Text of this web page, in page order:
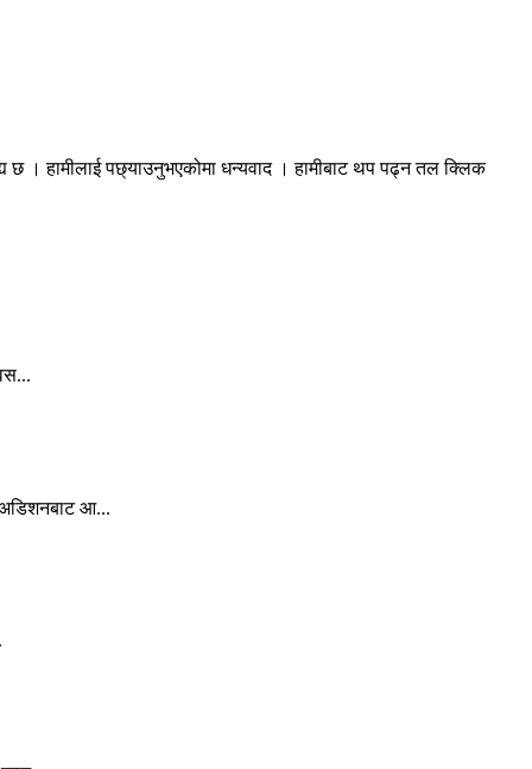
छ । हामीलाई पछ्याउनुभएकोमा धन्यवाद । हामीबाट थप पढ्न तल क्लिक
आ...